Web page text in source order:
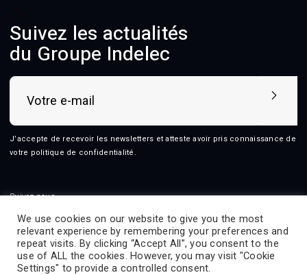
Suivez les actualités
du Groupe Indelec
J’accepte de recevoir les newsletters et atteste avoir pris connaissance de
votre politique de confidentialité
Suivez-nous
2026 © Indelec
We use cookies on our website to give you the most
relevant experience by remembering your preferences and
repeat visits. By clicking “Accept All”, you consent to the
use of ALL the cookies. However, you may visit "Cookie
Settings" to provide a controlled consent.